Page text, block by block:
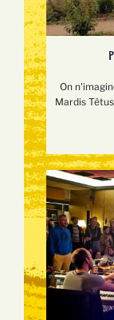
On
Mardis